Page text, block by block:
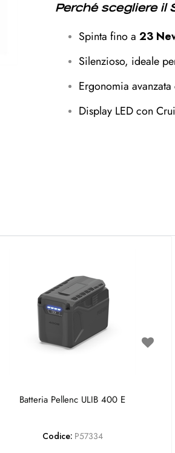
Perché scegliere il
Spinta fino a 23
Silenzioso, ideale
Ergonomia
Display LED con
Batteria Pellenc ULIB 400 E
Codice: P57334